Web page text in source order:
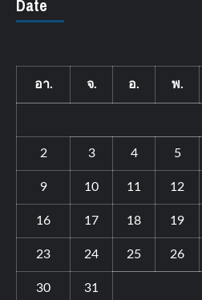
Date
อา. จ. อ. พ.
2 3 4 5
9 10 11 12
16 17 18 19
23 24 25 26
30 31